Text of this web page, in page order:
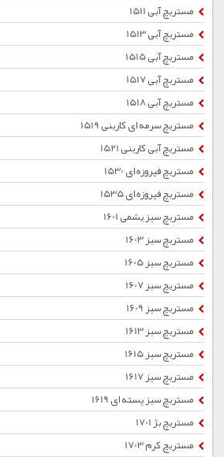
مستربچ آبی 1511
مستربچ آبی 1513
مستربچ آبی 1515
مستربچ آبی 1517
مستربچ آبی 1518
مستربچ سرمه ای کاربنی 1519
مستربچ آبی کاربنی 1521
مستربچ فیروزه ای 1530
مستربچ فیروزه ای 1535
مستربچ سبز یشمی 1601
مستربچ سبز 1603
مستربچ سبز 1605
مستربچ سبز 1607
مستربچ سبز 1609
مستربچ سبز 1613
مستربچ سبز 1615
مستربچ سبز 1617
مستربچ سبز پسته ای 1619
مستربچ بژ 1701
مستربچ کرم 1703